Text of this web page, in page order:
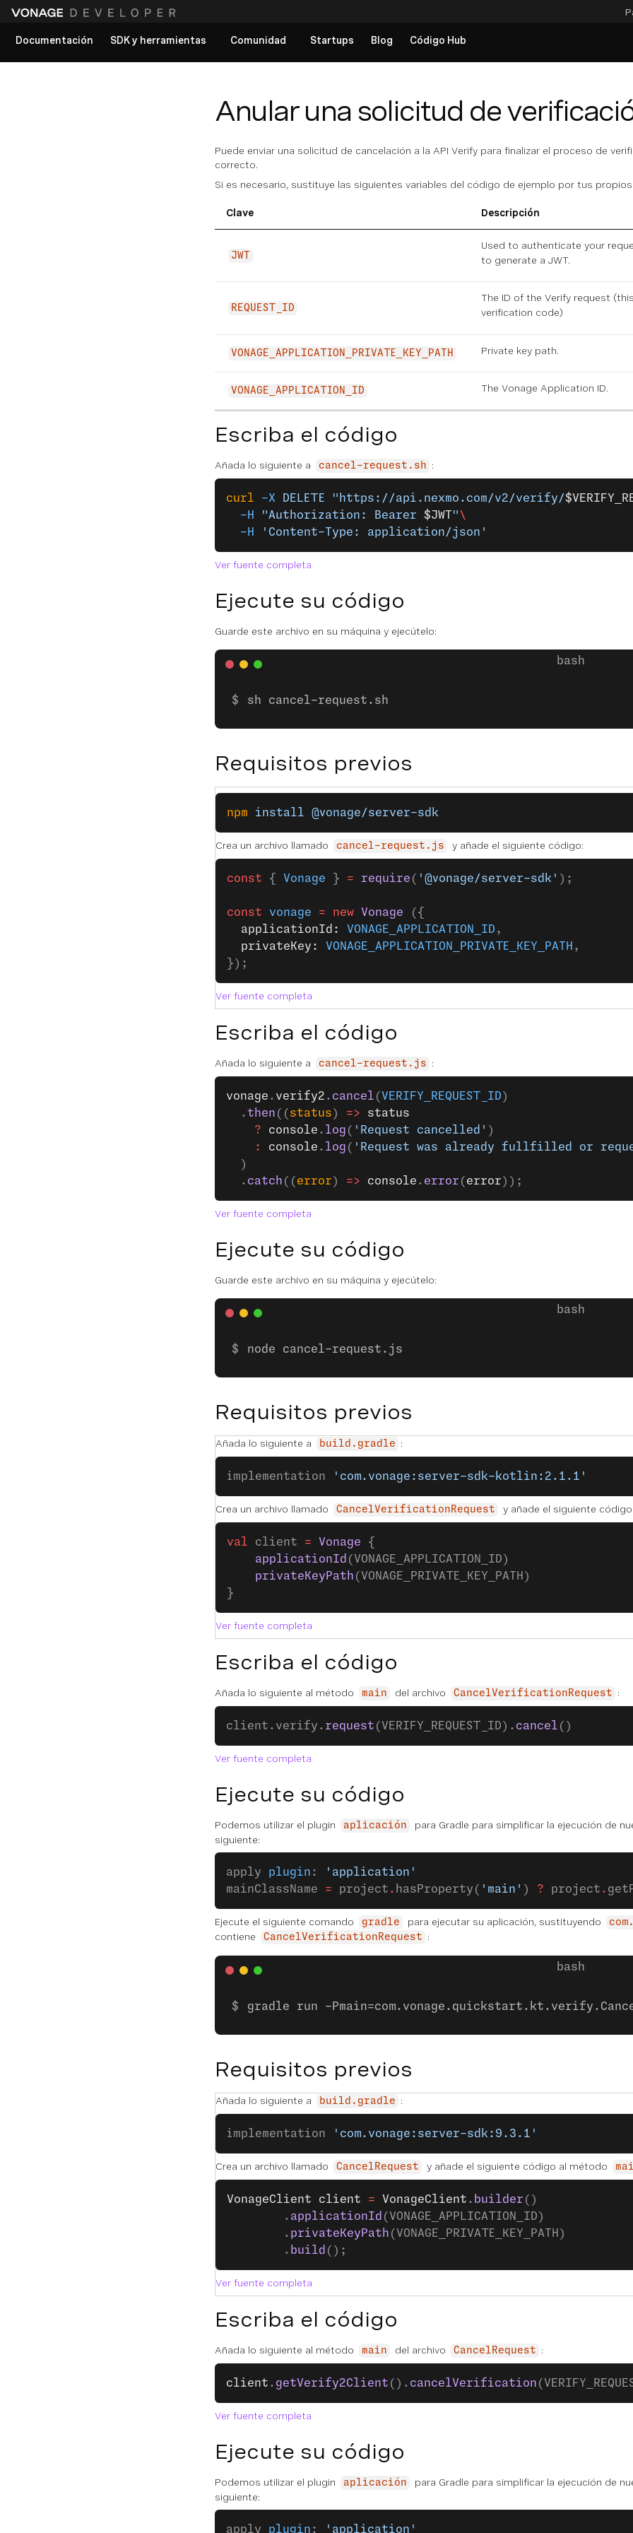
Documentación
SDK y herramientas Comunidad Startups Blog Código Hub
Anular una solicitud de
Puede enviar una solicitud de cancelación a la API Verify para finalizar el proceso de
correcto.
Si es necesario, sustituye las siguientes variables del código de ejemplo por tus propios
Clave Descripción
JWT
Used to authenticate your
to generate a JWT.
REQUEST_ID
The ID of the Verify request
verification code)
VONAGE_APPLICATION_PRIVATE_KEY_PATH Private key path.
VONAGE_APPLICATION_ID The Vonage Application ID.
Escriba el código
Añada lo siguiente a cancel-request.sh :
curl -X DELETE "https://api.nexmo.com/v2/verify/
  -H
"Authorization: Bearer $JWT" \
  -H
'Content-Type: application/json'
Ver fuente completa
Ejecute su código
Guarde este archivo en su máquina y ejecútelo:
sh cancel-request.sh
Requisitos previos
npm install @vonage/server-sdk
Crea un archivo llamado cancel-request.js y añade el siguiente código:
const { Vonage } = require ( '@vonage/server-sdk' );
const vonage = new Vonage ({
  applicationId:
VONAGE_APPLICATION_ID ,
  privateKey:
VONAGE_APPLICATION_PRIVATE_KEY_PATH ,
});
Ver fuente completa
Escriba el código
Añada lo siguiente a cancel-request.js :
vonage . verify2 . cancel ( VERIFY_REQUEST_ID )
  .
then (( status ) => status
    ?
console . log ( 'Request cancelled' )
    :
console . log ( 'Request was already fullfilled or
  )
  .
catch (( error ) => console . error ( error ));
Ver fuente completa
Ejecute su código
Guarde este archivo en su máquina y ejecútelo:
node cancel-request.js
Requisitos previos
Añada lo siguiente a build.gradle :
implementation 'com.vonage:server-sdk-kotlin:2.1.1'
Crea un archivo llamado CancelVerificationRequest y añade el siguiente
val client = Vonage {
    applicationId
(VONAGE_APPLICATION_ID)
    privateKeyPath
(VONAGE_PRIVATE_KEY_PATH)
}
Ver fuente completa
Escriba el código
Añada lo siguiente al método main del archivo CancelVerificationRequest :
client.verify. request (VERIFY_REQUEST_ID). cancel ()
Ver fuente completa
Ejecute su código
Podemos utilizar el plugin aplicación para Gradle para simplificar la ejecución de
siguiente:
apply plugin :
'application'
mainClassName = project . hasProperty( 'main' ) ? project .
Ejecute el siguiente comando gradle para ejecutar su aplicación, sustituyendo
contiene
CancelVerificationRequest :
gradle run -
Requisitos previos
Añada lo siguiente a build.gradle :
implementation 'com.vonage:server-sdk:9.3.1'
Crea un archivo llamado CancelRequest y añade el siguiente código al método
VonageClient client = VonageClient . builder ()
		.
applicationId (VONAGE_APPLICATION_ID)
		.
privateKeyPath (VONAGE_PRIVATE_KEY_PATH)
		.
build ();
Ver fuente completa
Escriba el código
Añada lo siguiente al método main del archivo CancelRequest :
client . getVerify2Client (). cancelVerification
Ver fuente completa
Ejecute su código
Podemos utilizar el plugin aplicación para Gradle para simplificar la ejecución de
siguiente:
apply plugin : 'application'